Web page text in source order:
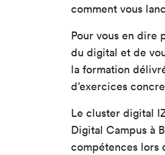
comment vous
Pour vous en dire
du digital et de
la formation
d’exercices
Le cluster digital
Digital Campus à
compétences lors